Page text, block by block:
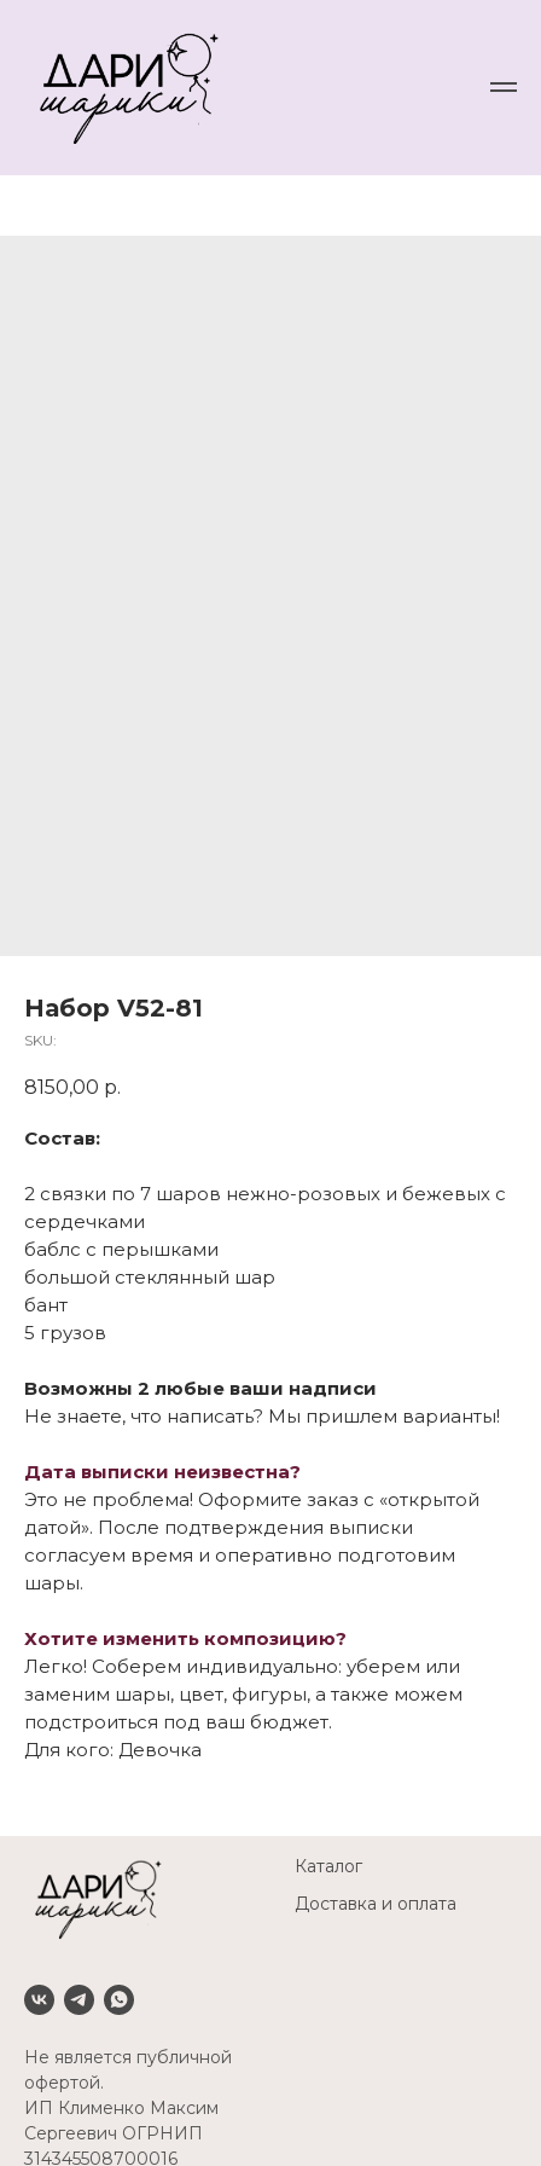
Набор V52-81
SKU:
8150,00 р.
Состав:
2 связки по 7 шаров нежно-розовых и бежевых с
сердечками
баблс с перышками
большой стеклянный шар
бант
5 грузов
Возможны 2 любые ваши надписи
Не знаете, что написать? Мы пришлем варианты!
Дата выписки неизвестна?
Это не проблема! Оформите заказ с «открытой
датой». После подтверждения выписки
согласуем время и оперативно подготовим
шары.
Хотите изменить композицию?
Легко! Соберем индивидуально: уберем или
заменим шары, цвет, фигуры, а также можем
подстроиться под ваш бюджет.
Для кого: Девочка
Не является публичной
офертой.
ИП Клименко Максим
Сергеевич ОГРНИП
314345508700016
Каталог
Доставка и оплата